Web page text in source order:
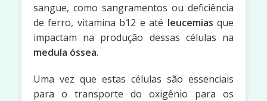
sangue, como sangramentos ou deficiência
de ferro, vitamina b12 e até leucemias que
impactam na produção dessas células na
medula óssea.
Uma vez que estas células são essenciais
para o transporte do oxigênio para os